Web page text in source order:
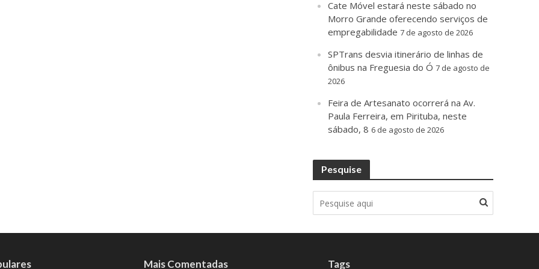
Cate Móvel estará neste sábado no
Morro Grande oferecendo serviços de
empregabilidade 7 de agosto de 2026
SPTrans desvia itinerário de linhas de
ônibus na Freguesia do Ó 7 de agosto de
2026
Feira de Artesanato ocorrerá na Av.
Paula Ferreira, em Pirituba, neste
sábado, 8 6 de agosto de 2026
Pesquise
Mais Comentadas Tags